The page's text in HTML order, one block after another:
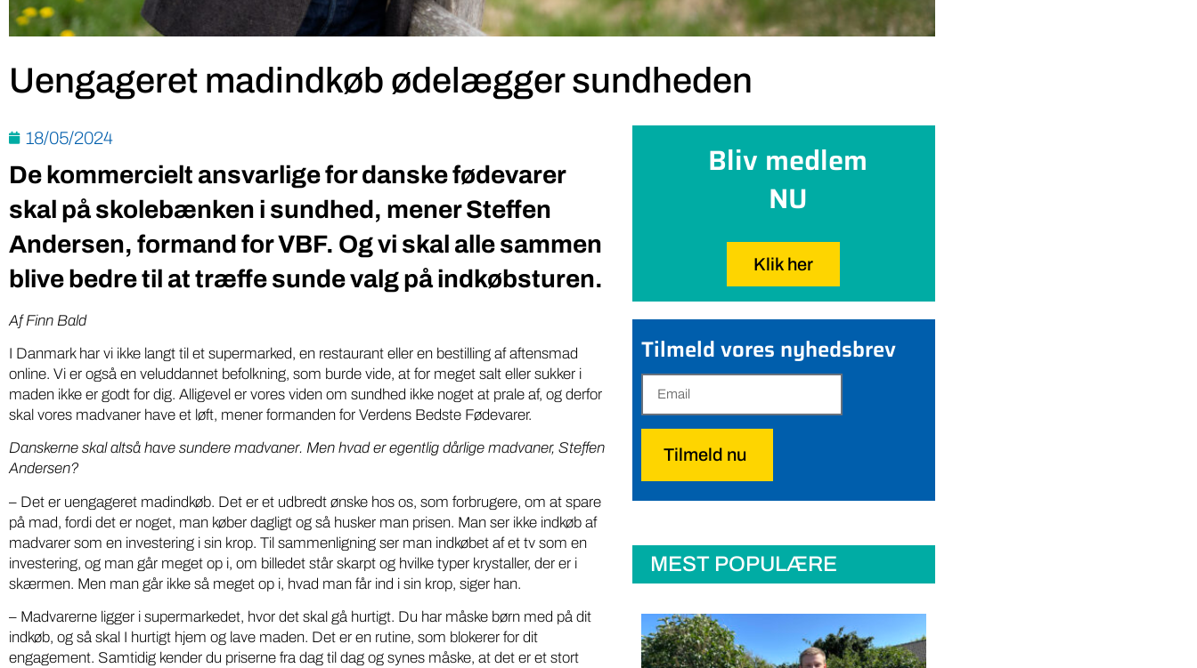
Uengageret madindkøb ødelægger sundheden
18/05/2024
De kommercielt ansvarlige for danske fødevarer
skal på skolebænken i sundhed, mener Steffen
Andersen, formand for VBF. Og vi skal alle sammen
blive bedre til at træffe sunde valg på indkøbsturen.
Af Finn Bald
I Danmark har vi ikke langt til et supermarked, en restaurant eller en bestilling af aftensmad
online. Vi er også en veluddannet befolkning, som burde vide, at for meget salt eller sukker i
maden ikke er godt for dig. Alligevel er vores viden om sundhed ikke noget at prale af, og derfor
skal vores madvaner have et løft, mener formanden for Verdens Bedste Fødevarer.
Danskerne skal altså have sundere madvaner. Men hvad er egentlig dårlige madvaner, Steffen
Andersen?
– Det er uengageret madindkøb. Det er et udbredt ønske hos os, som forbrugere, om at spare
på mad, fordi det er noget, man køber dagligt og så husker man prisen. Man ser ikke indkøb af
madvarer som en investering i sin krop. Til sammenligning ser man indkøbet af et tv som en
investering, og man går meget op i, om billedet står skarpt og hvilke typer krystaller, der er i
skærmen. Men man går ikke så meget op i, hvad man får ind i sin krop, siger han.
– Madvarerne ligger i supermarkedet, hvor det skal gå hurtigt. Du har måske børn med på dit
indkøb, og så skal I hurtigt hjem og lave maden. Det er en rutine, som blokerer for dit
engagement. Samtidig kender du priserne fra dag til dag og synes måske, at det er et stort
Bliv medlem
NU
Klik her
Tilmeld vores nyhedsbrev
Tilmeld nu
MEST POPULÆRE